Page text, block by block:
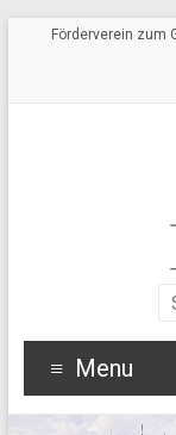
Förderverein zum
Menu